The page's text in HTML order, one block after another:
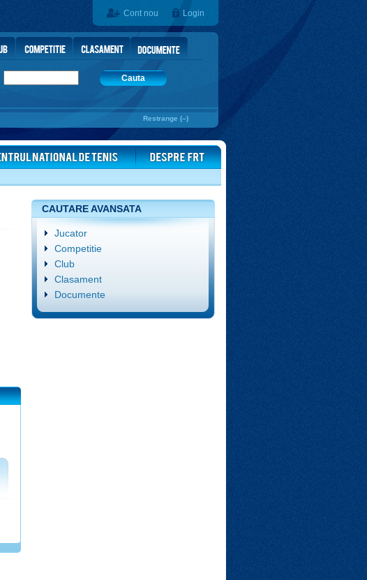
Cont nou Login
Cauta
Restrange (–)
CAUTARE AVANSATA
Jucator
Competitie
Club
Clasament
Documente